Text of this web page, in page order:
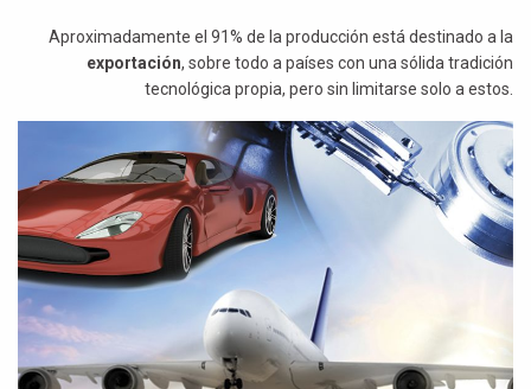
Aproximadamente el 91% de la producción está destinado a la
exportación, sobre todo a países con una sólida tradición
tecnológica propia, pero sin limitarse solo a estos.